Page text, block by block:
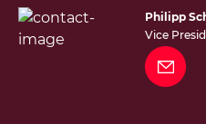
Philipp
Vice